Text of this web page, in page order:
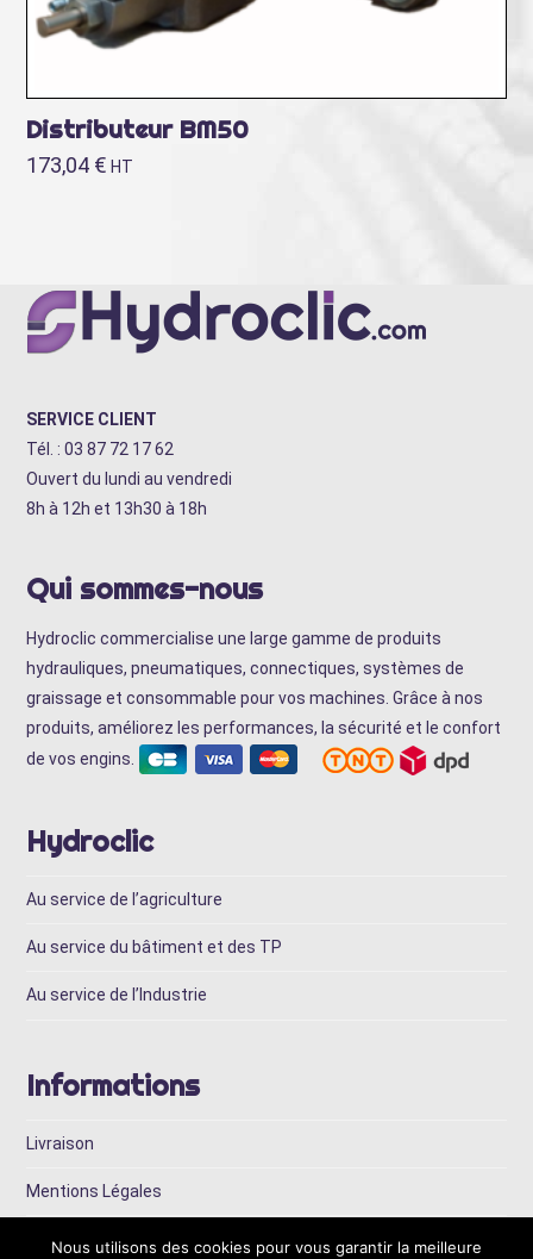
Distributeur BM50
173,04 € HT
SERVICE CLIENT
Tél. : 03 87 72 17 62
Ouvert du lundi au vendredi
8h à 12h et 13h30 à 18h
Qui sommes-nous
Hydroclic commercialise une large gamme de produits
hydrauliques, pneumatiques, connectiques, systèmes de
graissage et consommable pour vos machines. Grâce à nos
produits, améliorez les performances, la sécurité et le confort
de vos engins.
Hydroclic
Au service de l’agriculture
Au service du bâtiment et des TP
Au service de l’Industrie
Informations
Livraison
Mentions Légales
Conditions Générales de Vente
Nous utilisons des cookies pour vous garantir la meilleure